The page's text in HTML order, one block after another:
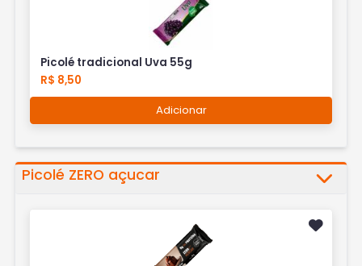
Picolé tradicional Uva 55g
R$ 8,50
Adicionar
Picolé ZERO açucar